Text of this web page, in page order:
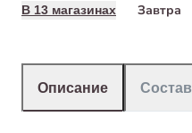
В 13 магазинах
Завтра
Описание Состав